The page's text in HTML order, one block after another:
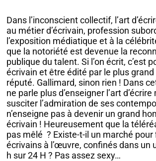
Dans l’inconscient collectif, l’art
au métier d’écrivain, profession
l’exposition médiatique et à la
que la notoriété est devenue la
publique du talent. Si l’on écrit, c’est
écrivain et être édité par le plus
réputé. Gallimard, sinon rien ! Dans
ne parle plus d’enseigner l’art d’écrire
susciter l’admiration de ses
n’enseigne pas à devenir un grand
écrivain ! Heureusement que la
pas mêlé ? Existe-t-il un marché
écrivains à l’œuvre, confinés dans un
h sur 24 H ? Pas assez sexy…